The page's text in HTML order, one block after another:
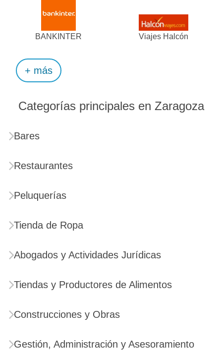
BANKINTER Viajes Halcón
+ más
Categorías principales en Zaragoza
Bares
Restaurantes
Peluquerías
Tienda de Ropa
Abogados y Actividades Jurídicas
Tiendas y Productores de Alimentos
Construcciones y Obras
Gestión, Administración y Asesoramiento